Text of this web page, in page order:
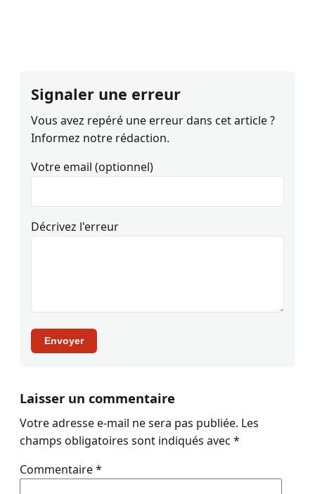
Signaler une erreur
Vous avez repéré une erreur dans cet article ?
Informez notre rédaction.
Votre email (optionnel)
Décrivez l'erreur
Envoyer
Laisser un commentaire
Votre adresse e-mail ne sera pas publiée. Les
champs obligatoires sont indiqués avec *
Commentaire*